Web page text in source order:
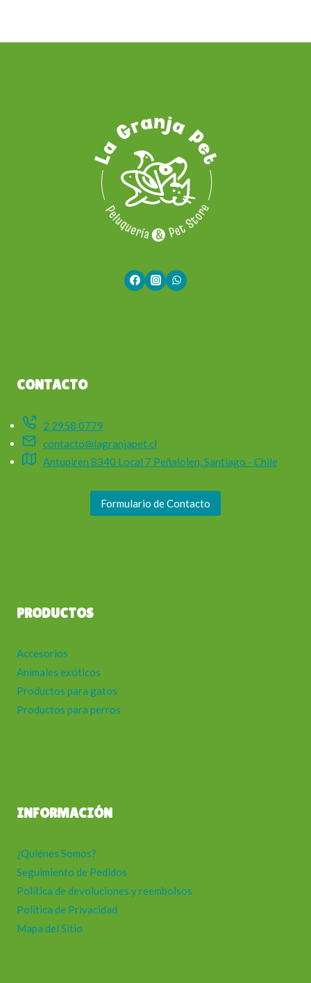
CONTACTO
2 2958 0779
contacto@lagranjapet.cl
Antupiren 8340 Local 7 Peñalolen, Santiago - Chile
Formulario de Contacto
PRODUCTOS
Accesorios
Animales exóticos
Productos para gatos
Productos para perros
INFORMACIÓN
¿Quiénes Somos?
Seguimiento de Pedidos
Política de devoluciones y reembolsos
Política de Privacidad
Mapa del Sitio